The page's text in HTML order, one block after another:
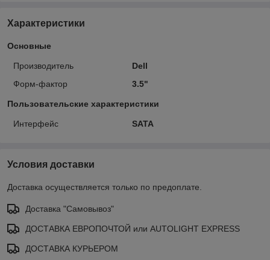
Характеристики
Основные
Производитель
Dell
Форм-фактор
3.5"
Пользовательские характеристики
Интерфейс SATA
Условия доставки
Доставка осуществляется только по предоплате.
Доставка "Самовывоз"
ДОСТАВКА ЕВРОПОЧТОЙ или AUTOLIGHT EXPRESS
ДОСТАВКА КУРЬЕРОМ